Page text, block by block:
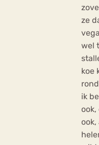
ze
wel
koe
ik
ook,